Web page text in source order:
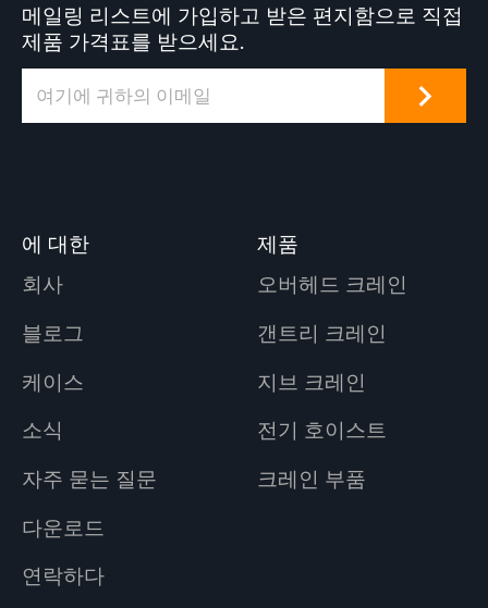
메일링 리스트에 가입하고 받은 편지함으로 직접
제품 가격표를 받으세요.
에 대한
회사
블로그
케이스
소식
자주 묻는 질문
다운로드
연락하다
제품
오버헤드 크레인
갠트리 크레인
지브 크레인
전기 호이스트
크레인 부품